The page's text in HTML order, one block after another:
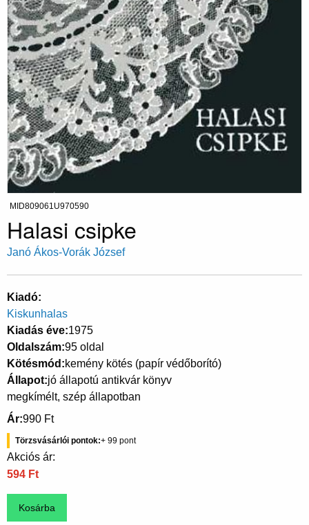
MID809061U970590
Halasi csipke
Janó Ákos-Vorák József
Kiadó
Kiskunhalas
Kiadás éve 1975
Oldalszám 95 oldal
Kötésmód kemény kötés (papír védőborító)
Állapot jó állapotú antikvár könyv
megkímélt, szép állapotban
Ár 990 Ft
Törzsvásárlói pontok 99
Akciós ár:
594 Ft